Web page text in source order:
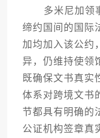
多米尼加领事
缔约国间的国际
加均加入该公约
异，仍维持使领
既确保文书真实
体系对跨境文书
节都具有明确的
公证机构签章真